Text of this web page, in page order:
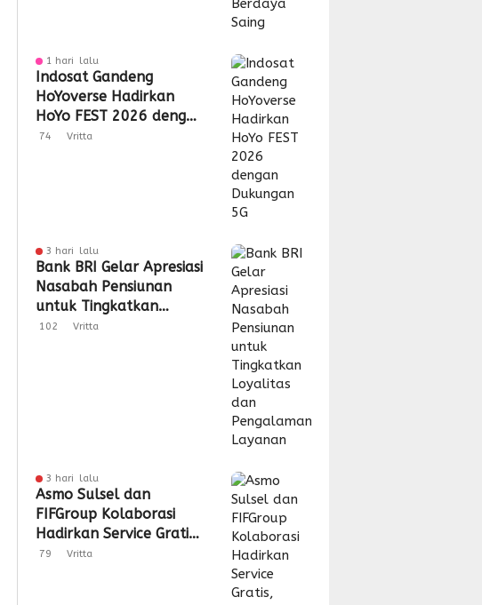
1 hari lalu
Indosat Gandeng
HoYoverse Hadirkan
HoYo FEST 2026 dengan
Dukungan 5G
74 Vritta
3 hari lalu
Bank BRI Gelar Apresiasi
Nasabah Pensiunan
untuk Tingkatkan
Loyalitas dan
102 Vritta
3 hari lalu
Asmo Sulsel dan
FIFGroup Kolaborasi
Hadirkan Service Gratis,
Hiburan, hingga
79 Vritta